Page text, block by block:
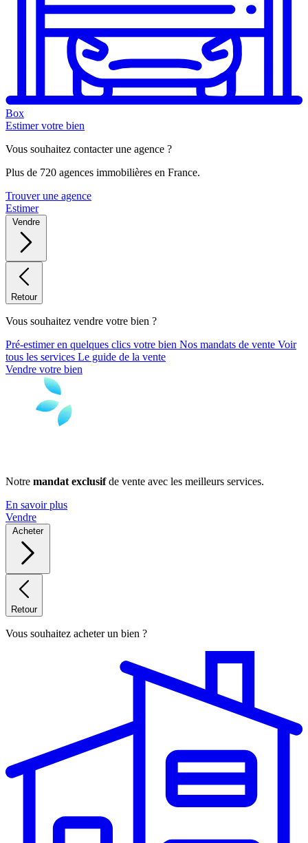
Box
Estimer votre bien
Vous souhaitez contacter une agence ?
Plus de 720 agences immobilières en France.
Trouver une agence
Estimer
Vendre
Retour
Vous souhaitez vendre votre bien ?
Pré-estimer en quelques clics votre bien Nos mandats de vente Voir
tous les services Le guide de la vente
Vendre votre bien
Notre mandat exclusifde vente avec les meilleurs services.
En savoir plus
Vendre
Acheter
Retour
Vous souhaitez acheter un bien ?